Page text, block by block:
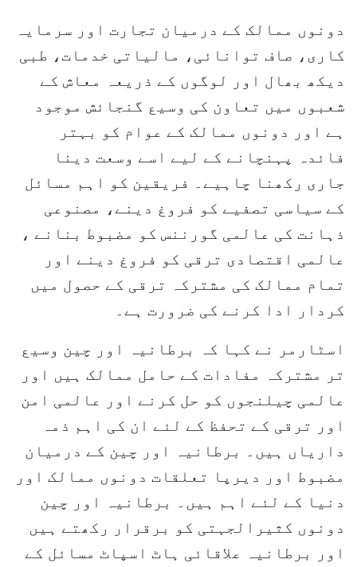
دونوں ممالک کے درمیان تجارت اور سرمایہ
کاری، صاف توانائی، مالیاتی خدمات، طبی
دیکھ بھال اور لوگوں کے ذریعہ معاش کے
شعبوں میں تعاون کی وسیع گنجائش موجود
ہے اور دونوں ممالک کے عوام کو بہتر
فائدہ پہنچانے کے لیے اسے وسعت دینا
جاری رکھنا چاہیے۔ فریقین کو اہم مسائل
کے سیاسی تصفیے کو فروغ دینے، مصنوعی
ذہانت کی عالمی گورننس کو مضبوط بنانے ،
عالمی اقتصادی ترقی کو فروغ دینے اور
تمام ممالک کی مشترکہ ترقی کے حصول میں
کردار ادا کرنے کی ضرورت ہے۔
اسٹارمر نے کہا کہ برطانیہ اور چین وسیع
تر مشترکہ مفادات کے حامل ممالک ہیں اور
عالمی چیلنجوں کو حل کرنے اور عالمی امن
اور ترقی کے تحفظ کے لئے ان کی اہم ذمہ
داریاں ہیں۔ برطانیہ اور چین کے درمیان
مضبوط اور دیرپا تعلقات دونوں ممالک اور
دنیا کے لئے اہم ہیں۔ برطانیہ اور چین
دونوں کثیرالجہتی کو برقرار رکھتے ہیں
اور برطانیہ علاقائی ہاٹ اسپاٹ مسائل کے